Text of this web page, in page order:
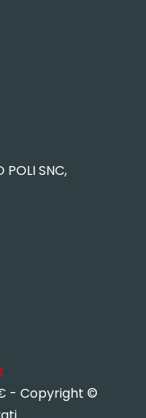
SNC,
- Copyright ©